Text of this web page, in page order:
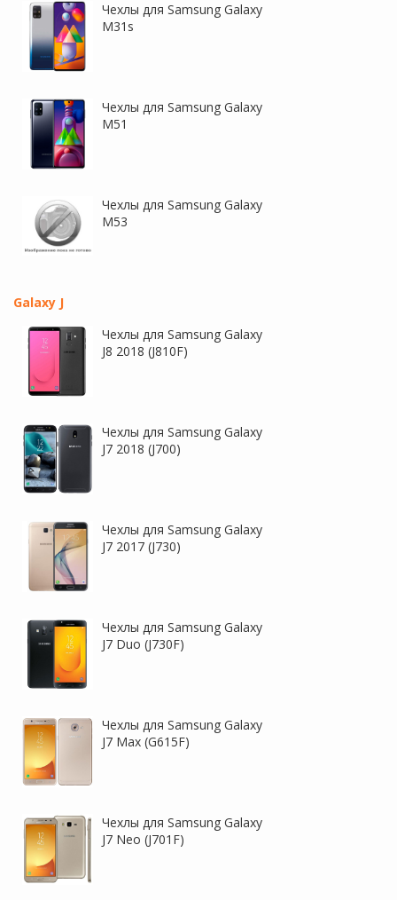
Чехлы для Samsung Galaxy
M31s
Чехлы для Samsung Galaxy
M51
Чехлы для Samsung Galaxy
M53
Galaxy J
Чехлы для Samsung Galaxy
J8 2018 (J810F)
Чехлы для Samsung Galaxy
J7 2018 (J700)
Чехлы для Samsung Galaxy
J7 2017 (J730)
Чехлы для Samsung Galaxy
J7 Duo (J730F)
Чехлы для Samsung Galaxy
J7 Max (G615F)
Чехлы для Samsung Galaxy
J7 Neo (J701F)